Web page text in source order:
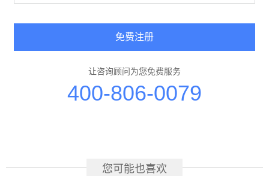
免费注册
让咨询顾问为您免费服务
400-806-0079
您可能也喜欢